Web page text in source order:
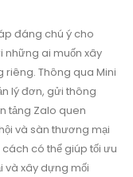
đáng chú ý cho
những ai muốn xây
Thông qua Mini
lý đơn, gửi thông
tảng Zalo quen
và sàn thương mại
có thể giúp tối ưu
và xây dựng mối